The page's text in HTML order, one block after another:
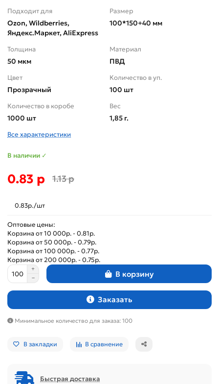
Подходит для
Ozon, Wildberries,
Яндекс.Маркет, AliExpress
Размер
100*150+40 мм
Толщина
50 мкм
Материал
ПВД
Цвет
Прозрачный
Количество в уп.
100 шт
Количество в коробе
1000 шт
Вес
1,85 г.
Все характеристики
В наличии ✓
0.83 р 1.13 р
0.83р./шт
Оптовые цены:
Корзина от 10 000р. - 0.81р.
Корзина от 50 000р. - 0.79р.
Корзина от 100 000р. - 0.77р.
Корзина от 200 000р. - 0.75р.
В корзину
Заказать
Минимальное количество для заказа: 100
В закладки В сравнение
Быстрая доставка